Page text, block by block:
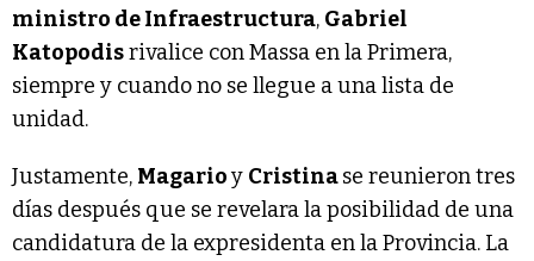
ministro de Infraestructura, Gabriel
Katopodisrivalice con Massa en la Primera,
siempre y cuando no se llegue a una lista de
unidad.
Justamente, Magarioy Cristinase reunieron tres
días después que se revelara la posibilidad de una
candidatura de la expresidenta en la Provincia. La